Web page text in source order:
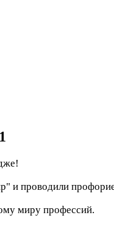
проводили
миру профессий.